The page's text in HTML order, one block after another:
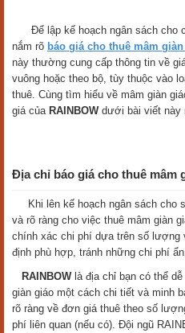
Để lập kế hoạch ngân sách cho
nắm rõ báo giá cho thuê mâm
này thường cung cấp thông tin về
vuông hoặc theo bộ, tùy thuộc vào
thuê. Cùng tìm hiểu về mâm giàn
giá của RAINBOW dưới bài viết này
Địa chỉ báo giá cho thuê mâm
Khi lên kế hoạch ngân sách cho
và rõ ràng cho việc thuê mâm giàn
chính xác chi phí dựa trên số lượng
định phù hợp, tránh những chi phí ẩn.
RAINBOWlà địa chỉ bạn có thể dễ
giàn giáo một cách chi tiết và minh
rõ ràng về đơn giá thuê theo số
phí liên quan (nếu có). Đội ngũ